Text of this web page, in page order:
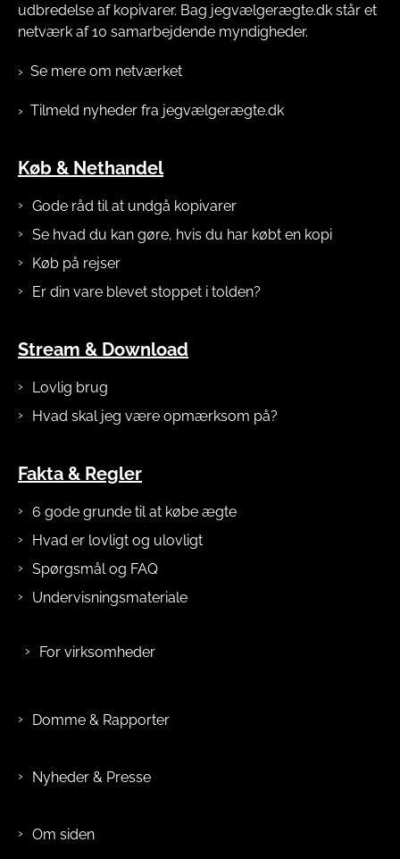
udbredelse af kopivarer. Bag jegvælgerægte.dk står et
netværk af 10 samarbejdende myndigheder.
Se mere om netværket
Tilmeld nyheder fra jegvælgerægte.dk
Køb & Nethandel
Gode råd til at undgå kopivarer
Se hvad du kan gøre, hvis du har købt en kopi
Køb på rejser
Er din vare blevet stoppet i tolden?
Stream & Download
Lovlig brug
Hvad skal jeg være opmærksom på?
Fakta & Regler
6 gode grunde til at købe ægte
Hvad er lovligt og ulovligt
Spørgsmål og FAQ
Undervisningsmateriale
For virksomheder
Domme & Rapporter
Nyheder & Presse
Om siden